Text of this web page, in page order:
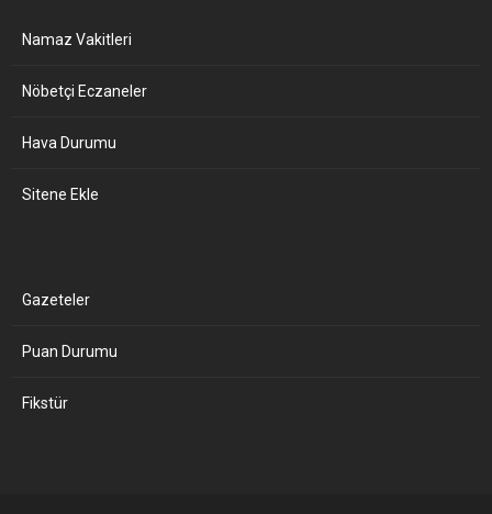
Namaz Vakitleri
Nöbetçi Eczaneler
Hava Durumu
Sitene Ekle
Gazeteler
Puan Durumu
Fikstür